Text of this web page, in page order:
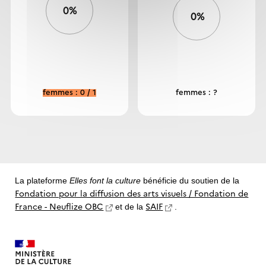
0%
femmes : 0 / 1
0%
femmes : ?
La plateformeElles font la culture bénéficie du soutien de la
Fondation pour la diffusion des arts visuels / Fondation de
France - Neuflize OBC
et de la SAIF .